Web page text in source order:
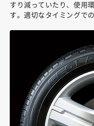
すり減っていたり、使用
す。適切なタイミングで